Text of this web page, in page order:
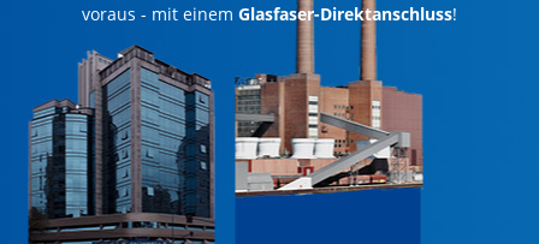
voraus - mit einem Glasfaser-Direktanschluss!